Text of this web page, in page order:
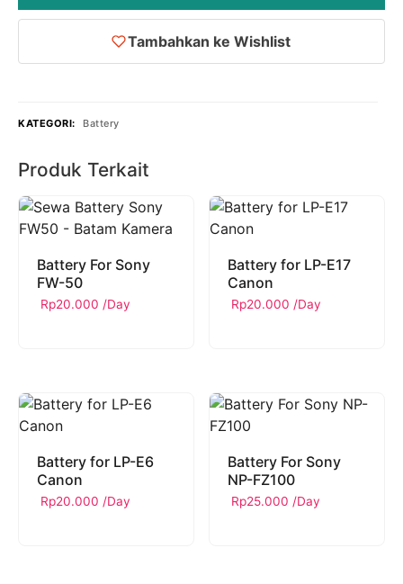
Tambahkan ke Wishlist
KATEGORI: Battery
Produk Terkait
Battery For Sony
FW-50
Rp20.000 /Day
Battery for LP-E17
Canon
Rp20.000 /Day
Battery for LP-E6
Canon
Rp20.000 /Day
Battery For Sony
NP-FZ100
Rp25.000 /Day